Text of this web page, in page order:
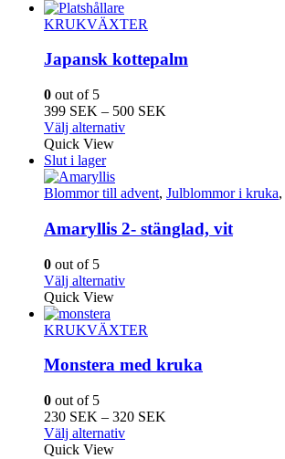
på
produktsidan
KRUKVÄXTER
Japansk kottepalm
0 out of 5
399 SEK – 500 SEK
SEK
Välj alternativDen
flera
De
olika
väljas
produktsidan
Quick View
Slut i lager
Blommor till advent, Julblommor i kruka,
Amaryllis 2- stänglad, vit
0 out of 5
Välj alternativDen
har
varianter.
alternativen
kan
väljas
Quick View
KRUKVÄXTER
Monstera med kruka
0 out of 5
230 SEK – 320 SEK
Välj alternativDen
Quick View